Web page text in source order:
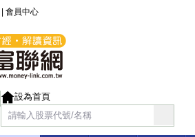
會員中心
設為首頁